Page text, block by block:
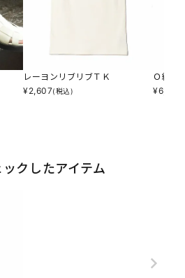
レーヨンリブリブＴＫ
¥2,607(税込)
Ｏ細リ
¥6,490
クしたアイテム